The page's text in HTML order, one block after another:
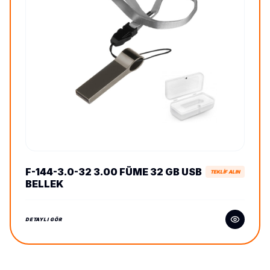
F-144-3.0-32 3.00 FÜME 32 GB USB
BELLEK
TEKLİF ALIN
DETAYLI GÖR